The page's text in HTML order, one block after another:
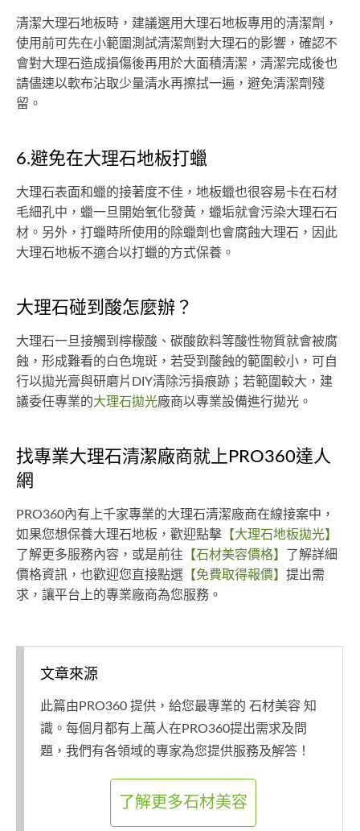
清潔大理石地板時，建議選用大理石地板專用的清潔劑，
使用前可先在小範圍測試清潔劑對大理石的影響，確認不
會對大理石造成損傷後再用於大面積清潔，清潔完成後也
請儘速以軟布沾取少量清水再擦拭一遍，避免清潔劑殘
留。
6.避免在大理石地板打蠟
大理石表面和蠟的接著度不佳，地板蠟也很容易卡在石材
毛細孔中，蠟一旦開始氧化發黃，蠟垢就會污染大理石石
材。另外，打蠟時所使用的除蠟劑也會腐蝕大理石，因此
大理石地板不適合以打蠟的方式保養。
大理石碰到酸怎麼辦？
大理石一旦接觸到檸檬酸、碳酸飲料等酸性物質就會被腐
蝕，形成難看的白色塊斑，若受到酸蝕的範圍較小，可自
行以拋光膏與研磨片DIY清除污損痕跡；若範圍較大，建
議委任專業的大理石拋光廠商以專業設備進行拋光。
找專業大理石清潔廠商就上PRO360達人
網
PRO360內有上千家專業的大理石清潔廠商在線接案中，
如果您想保養大理石地板，歡迎點擊 【大理石地板拋光】
了解更多服務內容，或是前往 【石材美容價格】
了解詳細
價格資訊，也歡迎您直接點選 【免費取得報價】 提出需
求，讓平台上的專業廠商為您服務。
文章來源
此篇由PRO360 提供，給您最專業的 石材美容 知
識。每個月都有上萬人在PRO360提出需求及問
題，我們有各領域的專家為您提供服務及解答！
了解更多石材美容